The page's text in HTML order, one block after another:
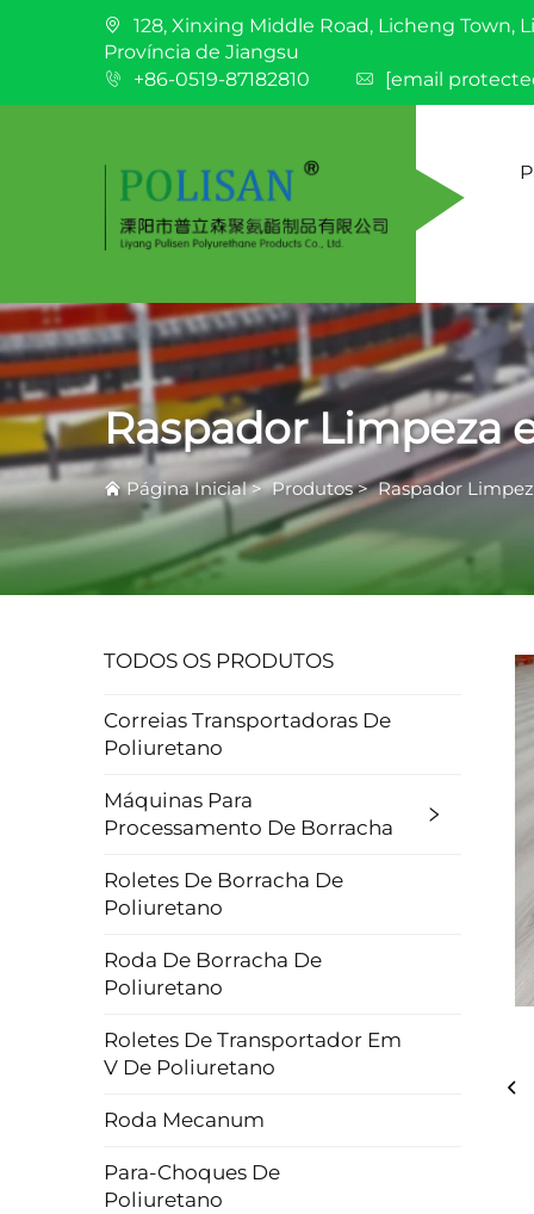
128, Xinxing Middle Road, Licheng Town,
Província de Jiangsu
+86-0519-87182810
[email
Raspador Limpeza
Página Inicial>Produtos>Raspador
TODOS OS PRODUTOS
Correias Transportadoras De
Poliuretano
Máquinas Para
Processamento De Borracha
Roletes De Borracha De
Poliuretano
Roda De Borracha De
Poliuretano
Roletes De Transportador Em
V De Poliuretano
Roda Mecanum
Para-Choques De
Poliuretano